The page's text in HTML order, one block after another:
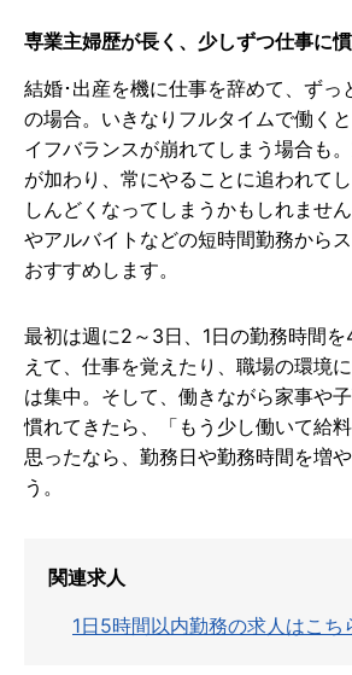
専業主婦歴が長く、少しずつ仕事に
結婚･出産を機に仕事を辞めて、ずっ
の場合。いきなりフルタイムで働く
イフバランスが崩れてしまう場合も
が加わり、常にやることに追われて
しんどくなってしまうかもしれませ
やアルバイトなどの短時間勤務から
おすすめします。
最初は週に2～3日、1日の勤務時間
えて、仕事を覚えたり、職場の環境
は集中。そして、働きながら家事や
慣れてきたら、「もう少し働いて給
思ったなら、勤務日や勤務時間を増
う。
関連求人
1日5時間以内勤務の求人はこち